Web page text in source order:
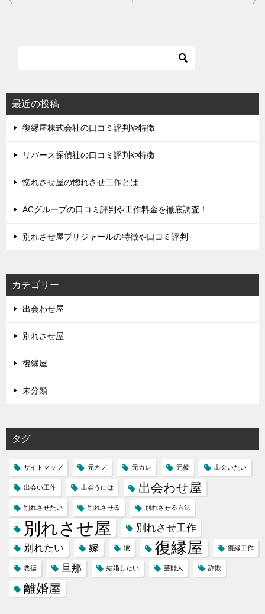
シ
ョ
最近の投稿
復縁屋株式会社の口コミ評判や特徴
リバース探偵社の口コミ評判や特徴
惚れさせ屋の惚れさせ工作とは
ACグループの口コミ評判や工作料金を徹底調査！
別れさせ屋ブリジャールの特徴や口コミ評判
カテゴリー
出会わせ屋
別れさせ屋
復縁屋
未分類
タグ
サイトマップ 元カノ 元カレ 元彼 出会いたい
出会い工作 出会うには 出会わせ屋
別れさせたい 別れさせる 別れさせる方法
別れさせ屋
別れさせ工作
別れたい
嫁 彼 復縁屋 復縁工作
悪徳 旦那 結婚したい 芸能人 詐欺
離婚屋